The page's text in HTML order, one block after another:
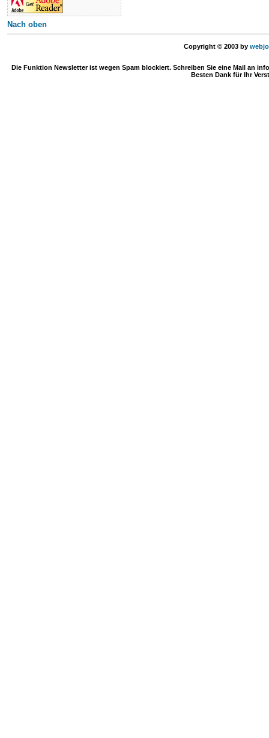
Nach oben
Copyright © 2003 by
Die Funktion Newsletter ist wegen Spam blockiert. Schreiben Sie eine Mail an
Besten Dank für Ihr